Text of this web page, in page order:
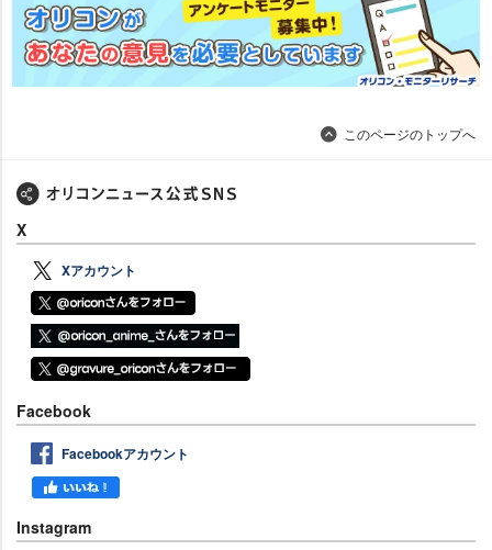
このページのトップへ
X
Xアカウント
Facebook
Facebookアカウント
Instagram